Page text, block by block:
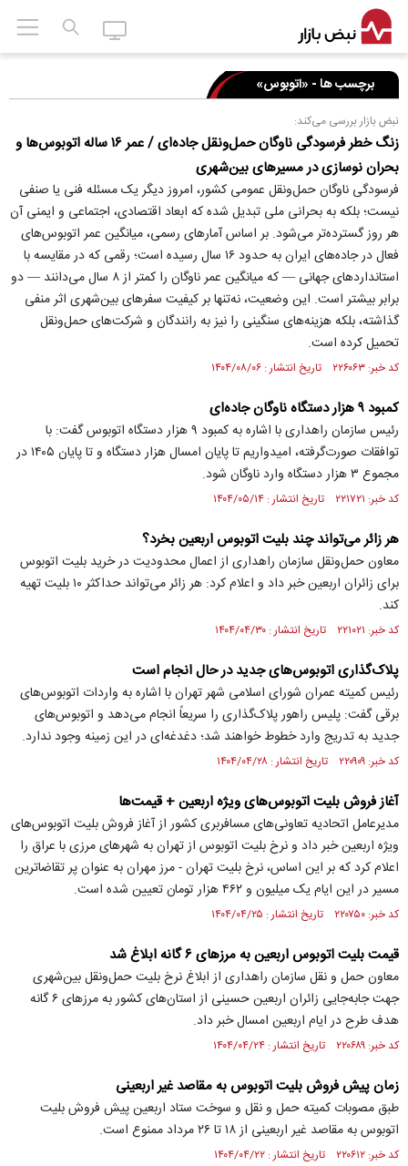
برچسب ها - «اتوبوس»
نبض بازار بررسی می‌کند:
زنگ خطر فرسودگی ناوگان حمل‌ونقل جاده‌ای / عمر ۱۶ ساله اتوبوس‌ها و
بحران نوسازی در مسیر‌های بین‌شهری
فرسودگی ناوگان حمل‌ونقل عمومی کشور، امروز دیگر یک مسئله فنی یا صنفی
نیست؛ بلکه به بحرانی ملی تبدیل شده که ابعاد اقتصادی، اجتماعی و ایمنی آن
هر روز گسترده‌تر می‌شود. بر اساس آمار‌های رسمی، میانگین عمر اتوبوس‌های
فعال در جاده‌های ایران به حدود ۱۶ سال رسیده است؛ رقمی که در مقایسه با
استاندارد‌های جهانی — که میانگین عمر ناوگان را کمتر از ۸ سال می‌دانند — دو
برابر بیشتر است. این وضعیت، نه‌تنها بر کیفیت سفر‌های بین‌شهری اثر منفی
گذاشته، بلکه هزینه‌های سنگینی را نیز به رانندگان و شرکت‌های حمل‌ونقل
تحمیل کرده است.
کد خبر: ۲۲۶۰۶۳ تاریخ انتشار : ۱۴۰۴/۰۸/۰۶
کمبود ۹ هزار دستگاه ناوگان جاده‌ای
رئیس سازمان راهداری با اشاره به کمبود ۹ هزار دستگاه اتوبوس گفت: با
توافقات صورت‌گرفته، امیدواریم تا پایان امسال هزار دستگاه و تا پایان ۱۴۰۵ در
مجموع ۳ هزار دستگاه وارد ناوگان شود.
کد خبر: ۲۲۱۷۲۱ تاریخ انتشار : ۱۴۰۴/۰۵/۱۴
هر زائر می‌تواند چند بلیت اتوبوس اربعین بخرد؟
معاون حمل‌ونقل سازمان راهداری از اعمال محدودیت در خرید بلیت اتوبوس
برای زائران اربعین خبر داد و اعلام کرد: هر زائر می‌تواند حداکثر ۱۰ بلیت تهیه
کند.
کد خبر: ۲۲۱۰۲۱ تاریخ انتشار : ۱۴۰۴/۰۴/۳۰
پلاک‌گذاری اتوبوس‌های جدید در حال انجام است
رئیس کمیته عمران شورای اسلامی شهر تهران با اشاره به واردات اتوبوس‌های
برقی گفت: پلیس راهور پلاک‌گذاری را سریعاً انجام می‌دهد و اتوبوس‌های
جدید به تدریج وارد خطوط خواهند شد؛ دغدغه‌ای در این زمینه وجود ندارد.
کد خبر: ۲۲۰۹۰۹ تاریخ انتشار : ۱۴۰۴/۰۴/۲۸
آغاز فروش بلیت اتوبوس‌های ویژه اربعین + قیمت‌ها
مدیرعامل اتحادیه تعاونی‌های مسافربری کشور از آغاز فروش بلیت اتوبوس‌های
ویژه اربعین خبر داد و نرخ بلیت اتوبوس از تهران به شهرهای مرزی با عراق را
اعلام کرد که بر این اساس، نرخ بلیت تهران - مرز مهران به عنوان پر تقاضاترین
مسیر در این ایام یک میلیون و ۴۶۲ هزار تومان تعیین شده است.
کد خبر: ۲۲۰۷۵۰ تاریخ انتشار : ۱۴۰۴/۰۴/۲۵
قیمت بلیت اتوبوس‌ اربعین به مرزهای ۶ گانه ابلاغ شد
معاون حمل‌ و نقل سازمان راهداری از ابلاغ نرخ بلیت حمل‌ونقل بین‌شهری
جهت جابه‌جایی زائران اربعین حسینی از استان‌های کشور به مرزهای ۶ گانه
هدف طرح در ایام اربعین امسال خبر داد.
کد خبر: ۲۲۰۶۸۹ تاریخ انتشار : ۱۴۰۴/۰۴/۲۴
زمان پیش فروش بلیت اتوبوس به مقاصد غیر اربعینی
طبق مصوبات کمیته حمل و نقل و سوخت ستاد اربعین پیش فروش بلیت
اتوبوس به مقاصد غیر اربعینی از ۱۸ تا ۲۶ مرداد ممنوع است.
کد خبر: ۲۲۰۶۱۲ تاریخ انتشار : ۱۴۰۴/۰۴/۲۲